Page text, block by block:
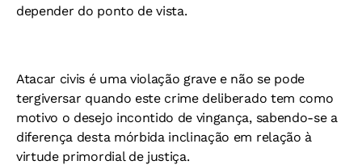
depender do ponto de vista.
Atacar civis é uma violação grave e não se pode
tergiversar quando este crime deliberado tem como
motivo o desejo incontido de vingança, sabendo-se a
diferença desta mórbida inclinação em relação à
virtude primordial de justiça.